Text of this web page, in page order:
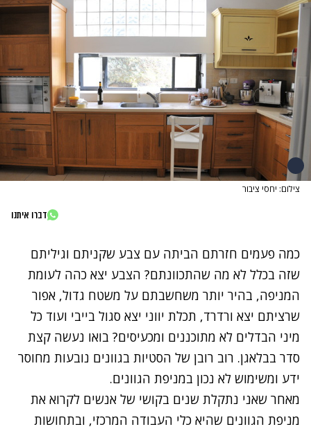
צילום: יחסי ציבור
דברו איתנו
כמה פעמים חזרתם הביתה עם צבע שקניתם וגיליתם
שזה בכלל לא מה שהתכוונתם? הצבע יצא כהה לעומת
המניפה, בהיר יותר משחשבתם על משטח גדול, אפור
שרציתם יצא ורדרד, תכלת יווני יצא סגול בייבי ועוד כל
מיני הבדלים לא מתוכננים ומכעיסים? בואו נעשה קצת
סדר בבלאגן. רוב רובן של הסטיות בגוונים נובעות מחוסר
ידע ומשימוש לא נכון במניפת הגוונים.
מאחר שאני נתקלת שנים בקושי של אנשים לקרוא את
מניפת הגוונים שהיא כלי העבודה המרכזי, ובתחושות